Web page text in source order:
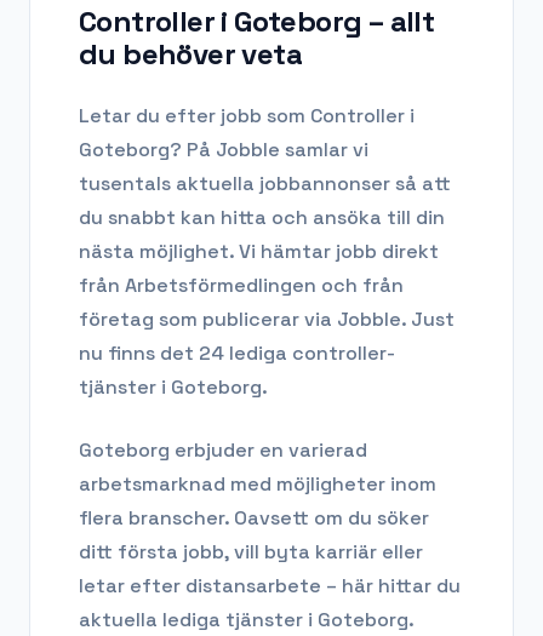
Controller i Goteborg – allt
du behöver veta
Letar du efter jobb som Controller i
Goteborg? På Jobble samlar vi
tusentals aktuella jobbannonser så att
du snabbt kan hitta och ansöka till din
nästa möjlighet. Vi hämtar jobb direkt
från Arbetsförmedlingen och från
företag som publicerar via Jobble. Just
nu finns det 24 lediga controller-
tjänster i Goteborg.
Goteborg erbjuder en varierad
arbetsmarknad med möjligheter inom
flera branscher. Oavsett om du söker
ditt första jobb, vill byta karriär eller
letar efter distansarbete – här hittar du
aktuella lediga tjänster i Goteborg.